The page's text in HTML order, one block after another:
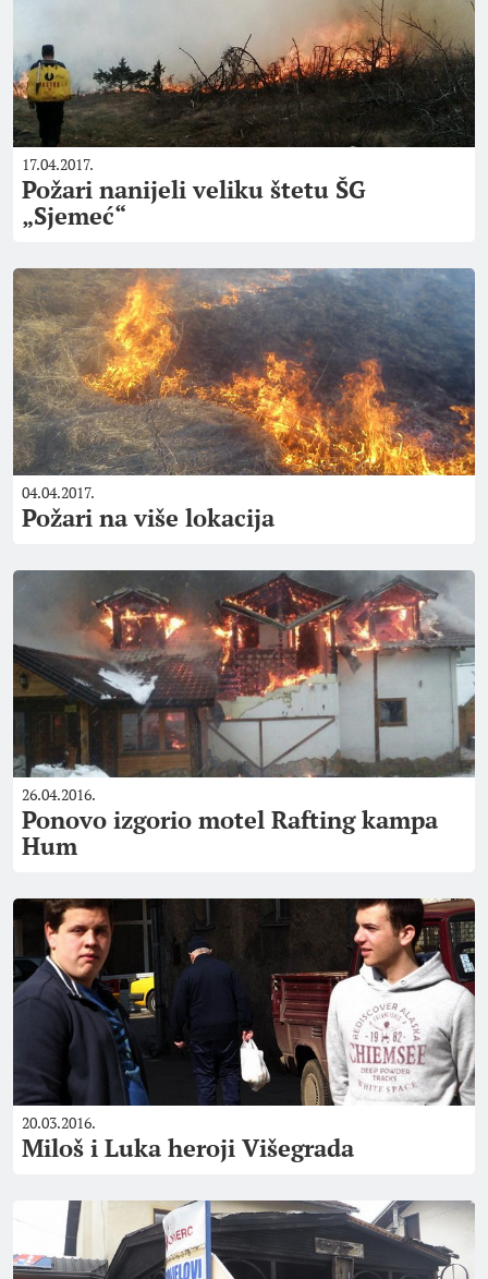
17.04.2017.
Požari nanijeli veliku štetu ŠG
„Sjemeć“
04.04.2017.
Požari na više lokacija
26.04.2016.
Ponovo izgorio motel Rafting kampa
Hum
20.03.2016.
Miloš i Luka heroji Višegrada